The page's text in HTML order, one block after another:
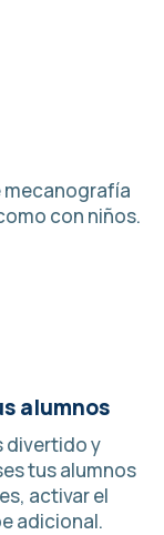
mecanografía
con niños.
alumnos
divertido y
tus alumnos
activar el
adicional.